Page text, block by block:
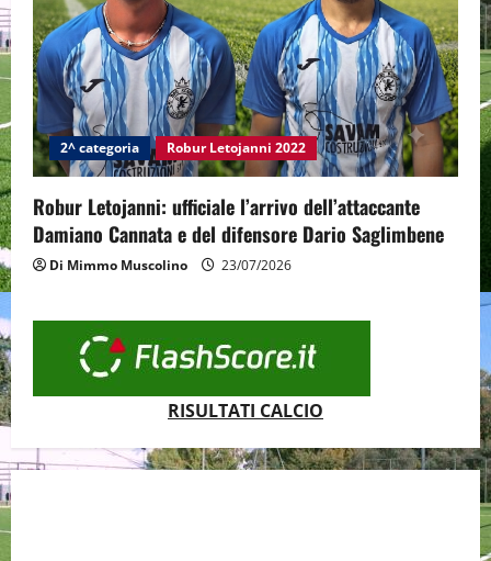
2^ categoria Robur Letojanni 2022
Robur Letojanni: ufficiale l’arrivo dell’attaccante
Damiano Cannata e del difensore Dario Saglimbene
Di Mimmo Muscolino 23/07/2026
RISULTATI CALCIO